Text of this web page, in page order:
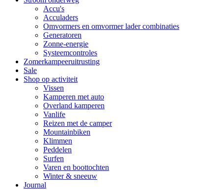
Accu's
Acculaders
Omvormers en omvormer lader combinaties
Generatoren
Zonne-energie
Systeemcontroles
Zomerkampeeruitrusting
Sale
Shop op activiteit
Vissen
Kamperen met auto
Overland kamperen
Vanlife
Reizen met de camper
Mountainbiken
Klimmen
Peddelen
Surfen
Varen en boottochten
Winter & sneeuw
Journal